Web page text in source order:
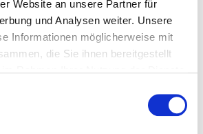
Website an unsere Partner für
und Analysen weiter. Unsere
Informationen möglicherweise mit
die Sie ihnen bereitgestellt
gegen allzu grosse Ungeduld
die insbesondere für
grossem Interesse sein dürfte,
ihrer Mitarbeiter im Zeitalter
zur Förderung der